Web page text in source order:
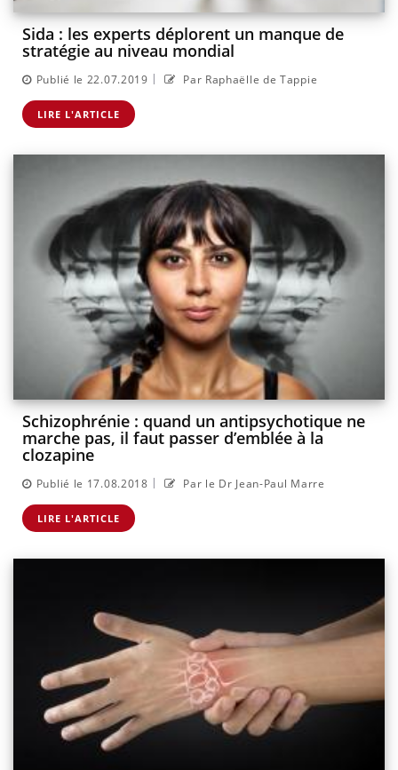
Sida : les experts déplorent un manque de
stratégie au niveau mondial
Publié le 22.07.2019 | Par Raphaëlle de Tappie
LIRE L'ARTICLE
Schizophrénie : quand un antipsychotique ne
marche pas, il faut passer d’emblée à la
clozapine
Publié le 17.08.2018 | Par le Dr Jean-Paul Marre
LIRE L'ARTICLE